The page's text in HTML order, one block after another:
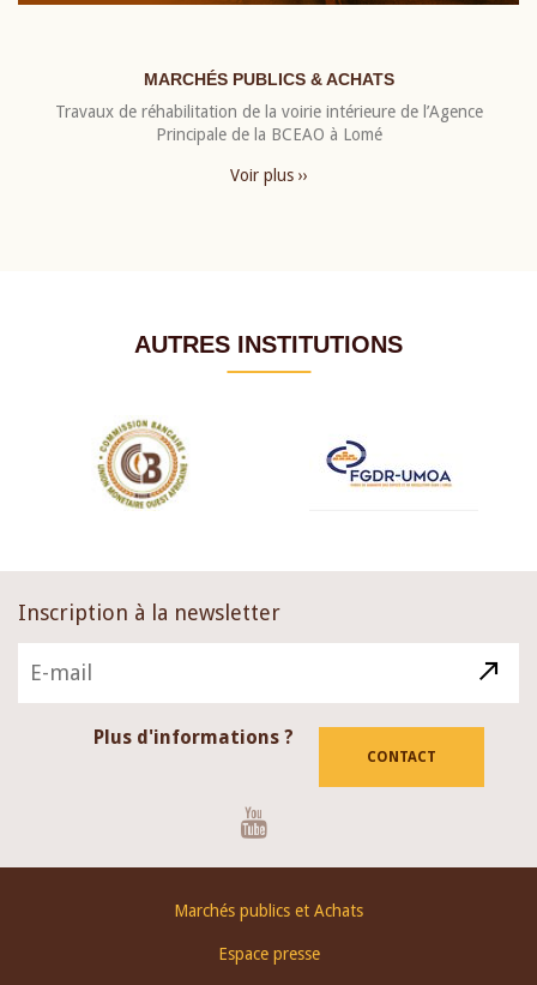
MARCHÉS PUBLICS & ACHATS
Travaux de réhabilitation de la voirie intérieure de l’Agence
Principale de la BCEAO à Lomé
Voir plus ››
AUTRES INSTITUTIONS
Inscription à la newsletter
Plus d'informations ?
CONTACT
Marchés publics et Achats
Espace presse